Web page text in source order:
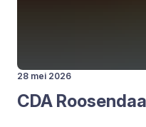
28 mei 2026
CDA